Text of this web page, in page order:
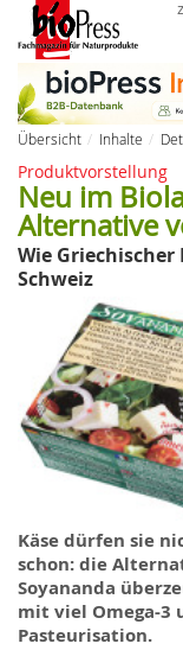
Übersicht Inhalte
Produktvorstellung
Neu im
Alternative
Wie Griechischer
Schweiz
Käse dürfen sie
schon: die
Soyananda
mit viel Omega-3
Pasteurisation.